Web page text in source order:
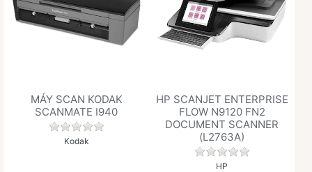
MÁY SCAN KODAK
SCANMATE I940
Chưa có đánh giá nào cho sản phẩm này.
Kodak
HP SCANJET ENTERPRISE
FLOW N9120 FN2
DOCUMENT SCANNER
(L2763A)
Chưa có đánh giá
HP